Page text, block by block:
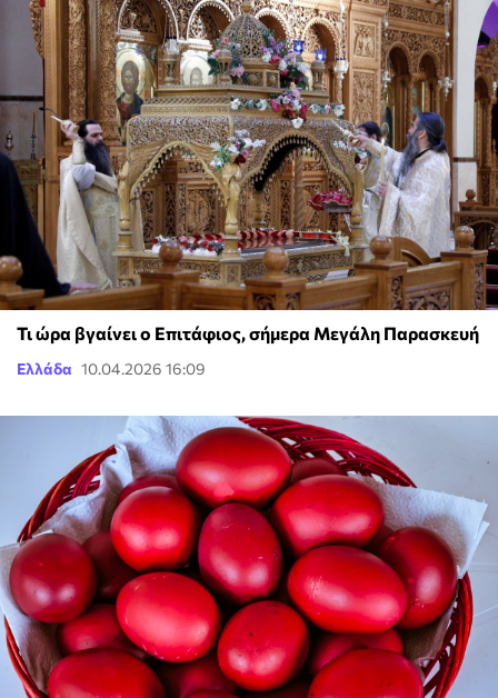
Τι ώρα βγαίνει ο Επιτάφιος, σήμερα Μεγάλη Παρασκευή
Ελλάδα 10.04.2026 16:09